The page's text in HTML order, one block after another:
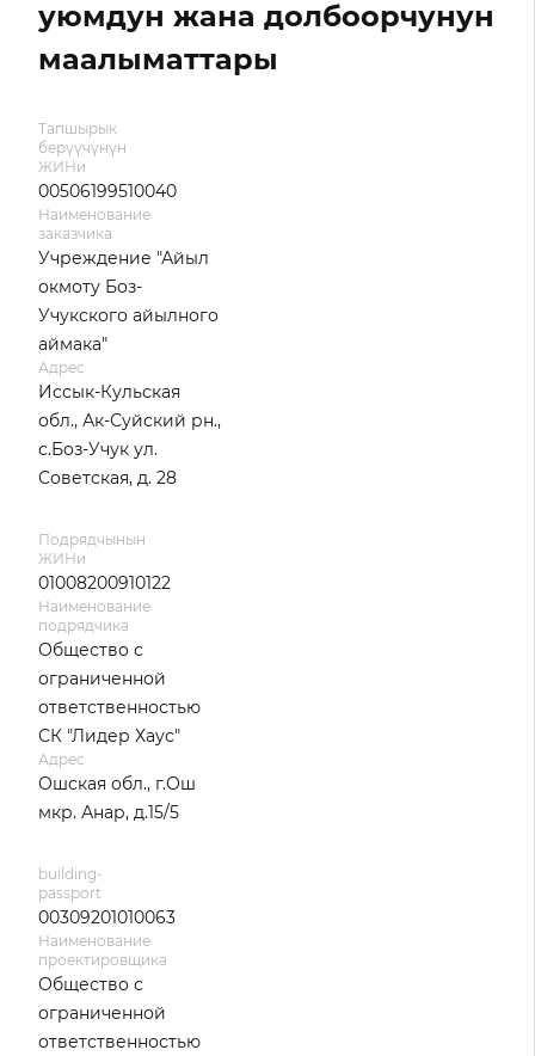
уюмдун жана долбоорчунун
маалыматтары
Тапшырык
берүүчүнүн
ЖИНи
00506199510040
Наименование
заказчика
Учреждение "Айыл
окмоту Боз-
Учукского айылного
аймака"
Адрес
Иссык-Кульская
обл., Ак-Суйский рн.,
с.Боз-Учук ул.
Советская, д. 28
Подрядчынын
ЖИНи
01008200910122
Наименование
подрядчика
Общество с
ограниченной
ответственностью
СК "Лидер Хаус"
Адрес
Ошская обл., г.Ош
мкр. Анар, д.15/5
building-
passport
00309201010063
Наименование
проектировщика
Общество с
ограниченной
ответственностью